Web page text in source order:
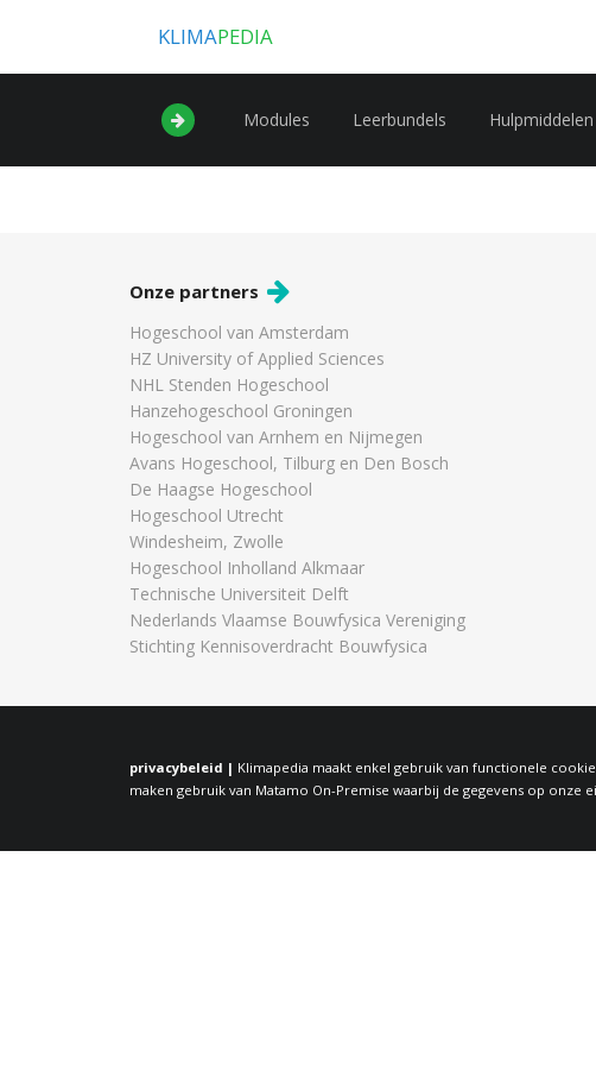
KLIMAPEDIA
Modules Leerbundels Hulpmiddelen
Onze partners
Hogeschool van Amsterdam
HZ University of Applied Sciences
NHL Stenden Hogeschool
Hanzehogeschool Groningen
Hogeschool van Arnhem en Nijmegen
Avans Hogeschool, Tilburg en Den Bosch
De Haagse Hogeschool
Hogeschool Utrecht
Windesheim, Zwolle
Hogeschool Inholland Alkmaar
Technische Universiteit Delft
Nederlands Vlaamse Bouwfysica Vereniging
Stichting Kennisoverdracht Bouwfysica
privacybeleid | Klimapedia maakt enkel gebruik van functionele
maken gebruik van Matamo On-Premise waarbij de gegevens op